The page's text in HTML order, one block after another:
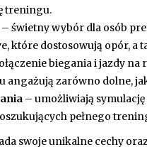
treningu.
– świetny wybór dla osób
które dostosowują opór, a
biegania i jazdy na
angażują zarówno dolne,
– umożliwiają symulację
pełnego
swoje unikalne cechy